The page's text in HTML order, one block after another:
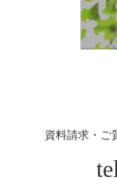
資料請求・ご